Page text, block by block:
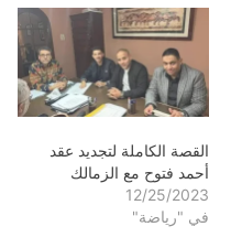
القصة الكاملة لتجديد عقد
أحمد فتوح مع الزمالك
12/25/2023
في "رياضة"